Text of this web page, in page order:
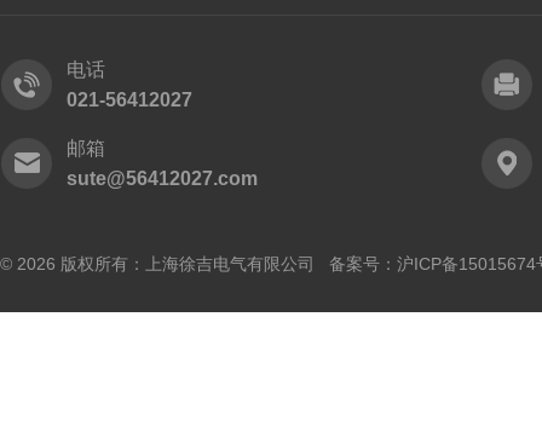
电话
021-56412027
邮箱
sute@56412027.com
© 2026 版权所有：上海徐吉电气有限公司 备案号： 沪ICP备15015674